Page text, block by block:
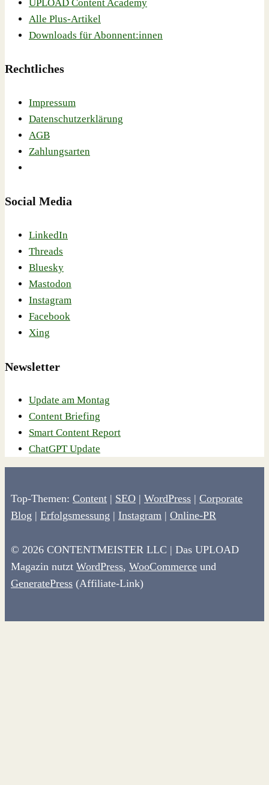
UPLOAD Content Academy
Alle Plus-Artikel
Downloads für Abonnent:innen
Rechtliches
Impressum
Datenschutzerklärung
AGB
Zahlungsarten
Social Media
LinkedIn
Threads
Bluesky
Mastodon
Instagram
Facebook
Xing
Newsletter
Update am Montag
Content Briefing
Smart Content Report
ChatGPT Update
Top-Themen: Content | SEO | WordPress | Corporate
Blog | Erfolgsmessung | Instagram | Online-PR
© 2026 CONTENTMEISTER LLC | Das UPLOAD
Magazin nutzt WordPress, WooCommerce und
GeneratePress (Affiliate-Link)